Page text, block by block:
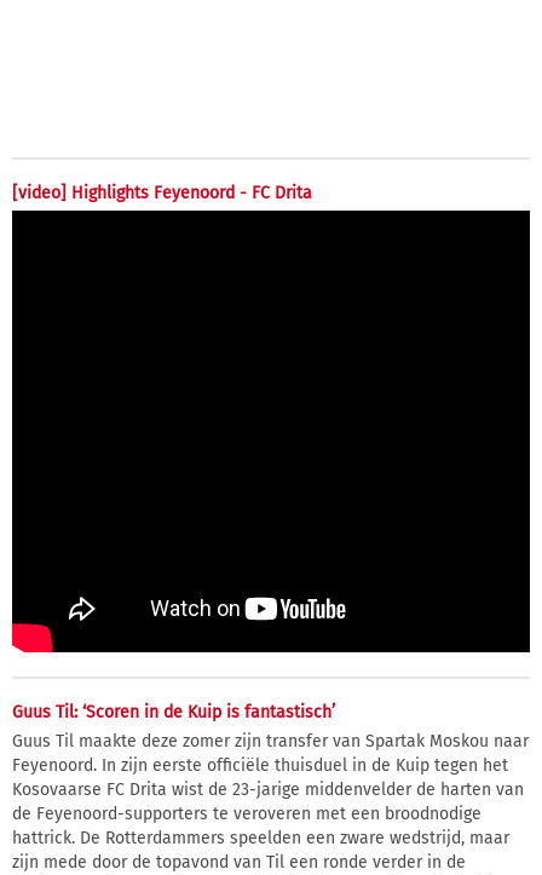
[video] Highlights Feyenoord - FC Drita
Guus Til: ‘Scoren in de Kuip is fantastisch’
Guus Til maakte deze zomer zijn transfer van Spartak Moskou naar
Feyenoord. In zijn eerste officiële thuisduel in de Kuip tegen het
Kosovaarse FC Drita wist de 23-jarige middenvelder de harten van
de Feyenoord-supporters te veroveren met een broodnodige
hattrick. De Rotterdammers speelden een zware wedstrijd, maar
zijn mede door de topavond van Til een ronde verder in de